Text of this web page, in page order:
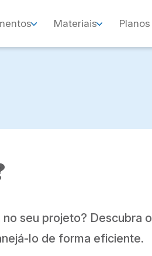
Materiais Planos
seu projeto? Descubra o
lo de forma eficiente.